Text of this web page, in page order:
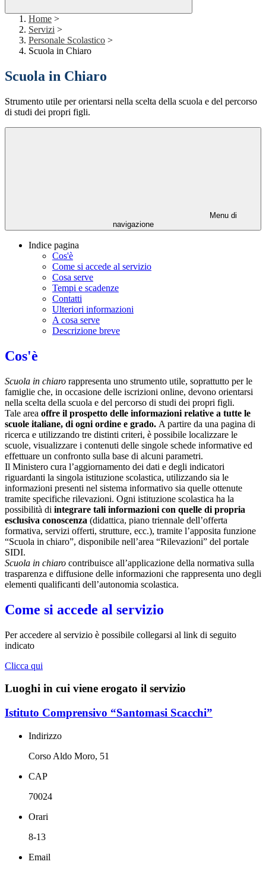
Home >
Servizi >
Personale Scolastico >
Scuola in Chiaro
Scuola in Chiaro
Strumento utile per orientarsi nella scelta della scuola e del percorso
di studi dei propri figli.
Menu di
navigazione
Indice pagina
Cos'è
Come si accede al servizio
Cosa serve
Tempi e scadenze
Contatti
Ulteriori informazioni
A cosa serve
Descrizione breve
Cos'è
Scuola in chiaro rappresenta uno strumento utile, soprattutto per le
famiglie che, in occasione delle iscrizioni online, devono orientarsi
nella scelta della scuola e del percorso di studi dei propri figli.
Tale area offre il prospetto delle informazioni relative a tutte le
scuole italiane, di ogni ordine e grado. A partire da una pagina di
ricerca e utilizzando tre distinti criteri, è possibile localizzare le
scuole, visualizzare i contenuti delle singole schede informative ed
effettuare un confronto sulla base di alcuni parametri.
Il Ministero cura l’aggiornamento dei dati e degli indicatori
riguardanti la singola istituzione scolastica, utilizzando sia le
informazioni presenti nel sistema informativo sia quelle ottenute
tramite specifiche rilevazioni. Ogni istituzione scolastica ha la
possibilità di integrare tali informazioni con quelle di propria
esclusiva conoscenza (didattica, piano triennale dell’offerta
formativa, servizi offerti, strutture, ecc.), tramite l’apposita funzione
“Scuola in chiaro”, disponibile nell’area “Rilevazioni” del portale
SIDI.
Scuola in chiaro contribuisce all’applicazione della normativa sulla
trasparenza e diffusione delle informazioni che rappresenta uno degli
elementi qualificanti dell’autonomia scolastica.
Come si accede al servizio
Per accedere al servizio è possibile collegarsi al link di seguito
indicato
Clicca qui
Luoghi in cui viene erogato il servizio
Istituto Comprensivo “Santomasi Scacchi”
Indirizzo
Corso Aldo Moro, 51
CAP
70024
Orari
8-13
Email